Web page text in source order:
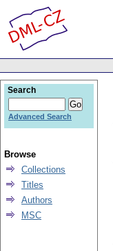
Search
Advanced Search
Browse
Collections
Titles
Authors
MSC